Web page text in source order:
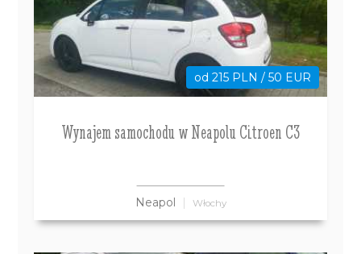
od 215 PLN / 50 EUR
Wynajem samochodu w Neapolu Citroen C3
Neapol Włochy